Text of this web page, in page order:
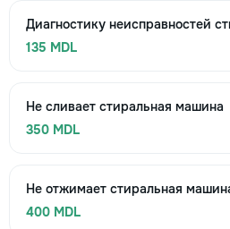
Диагностику неисправностей
135 MDL
Не сливает стиральная машина
350 MDL
Не отжимает стиральная
400 MDL